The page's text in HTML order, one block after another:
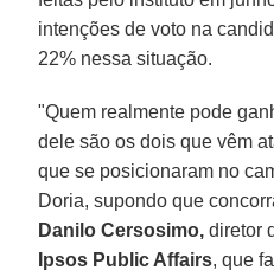
intenções de voto na
22% nessa situação.
"Quem realmente pode
dele são os dois que vêm
que se posicionaram no
Doria, supondo que
Danilo Cersosimo, diretor
Ipsos Public Affairs, que